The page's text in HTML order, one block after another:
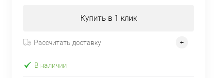
Купить в 1 клик
Рассчитать доставку
В наличии